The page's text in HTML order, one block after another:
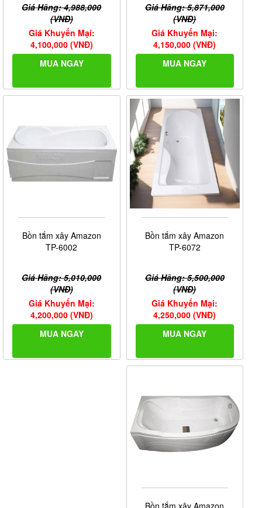
Giá Hãng: 4,988,000
(VNĐ)
Giá Khuyến Mại:
4,100,000 (VNĐ)
MUA NGAY
Giá Hãng: 5,871,000
(VNĐ)
Giá Khuyến Mại:
4,150,000 (VNĐ)
MUA NGAY
Bồn tắm xây Amazon
TP-6002
Giá Hãng: 5,010,000
(VNĐ)
Giá Khuyến Mại:
4,200,000 (VNĐ)
MUA NGAY
Bồn tắm xây Amazon
TP-6072
Giá Hãng: 5,500,000
(VNĐ)
Giá Khuyến Mại:
4,250,000 (VNĐ)
MUA NGAY